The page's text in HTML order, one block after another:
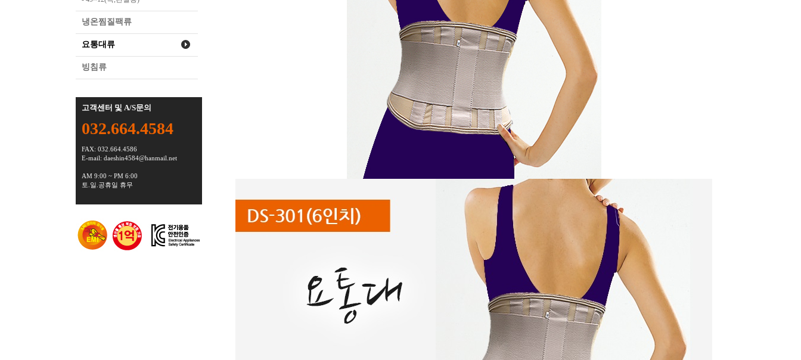
냉온찜질팩류
요통대류
빙침류
고객센터 및 A/S문의
032.664.4584
FAX: 032.664.4586
E-mail: daeshin4584@hanmail.net
AM 9:00 ~ PM 6:00
토.일.공휴일 휴무